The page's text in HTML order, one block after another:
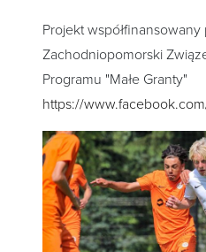
Projekt współfinansowany
Zachodniopomorski
Programu "Małe Granty"
https://